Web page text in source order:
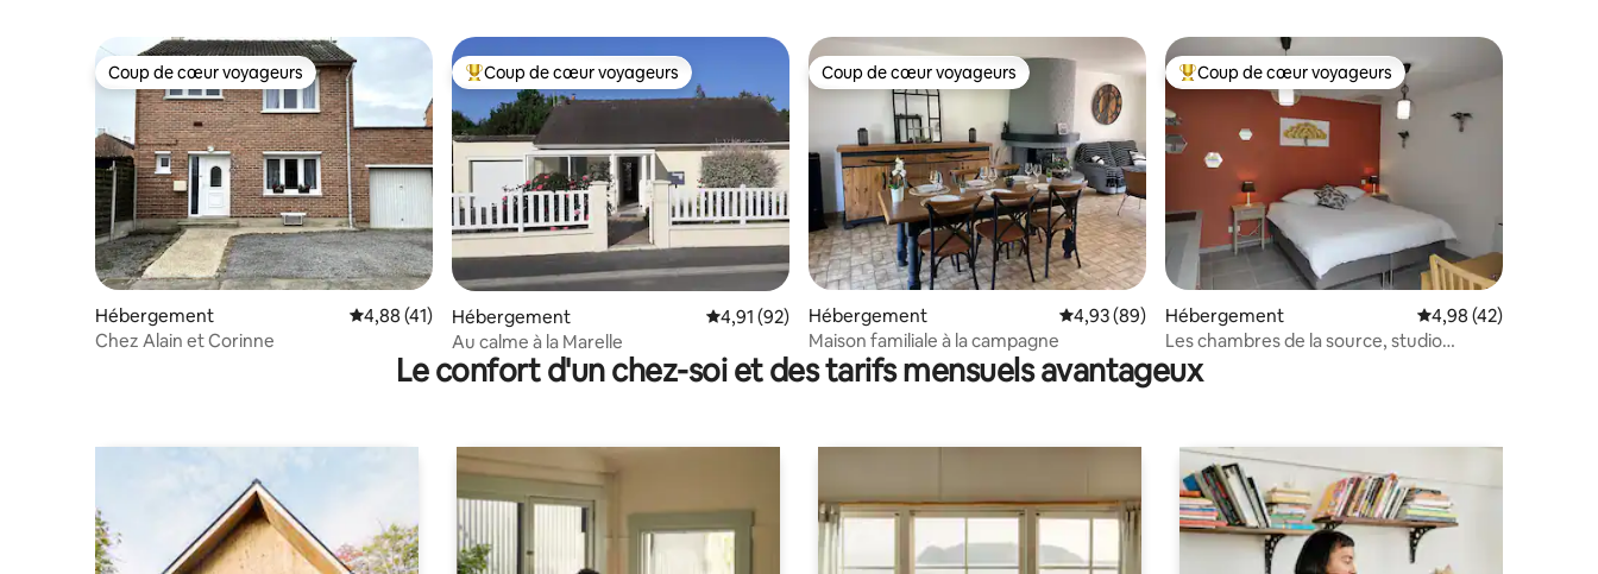
Coup de cœur voyageurs
Coup de cœur voyageurs
Hébergement Évaluation moyenne sur la base de 41 commentaires : 4,88 sur 5
4,88 (41)
Chez Alain et Corinne
Coups de cœur voyageurs les plus appréciés
Coup de cœur voyageurs
Hébergement Évaluation moyenne sur la base de 92 commentaires : 4,91 sur 5
4,91 (92)
Au calme à la Marelle
Coup de cœur voyageurs
Coup de cœur voyageurs
Hébergement Évaluation moyenne sur la base de 89 commentaires : 4,93 sur 5
4,93 (89)
Maison familiale à la campagne
Coups de cœur voyageurs les plus appréciés
Coup de cœur voyageurs
Hébergement Évaluation moyenne
4,98 (42)
Les chambres de la source, studio
Tadorne
Le confort d'un chez-soi et des tarifs mensuels avantageux